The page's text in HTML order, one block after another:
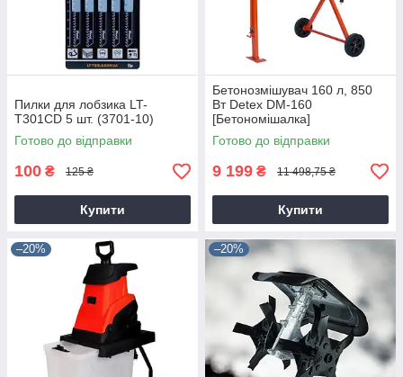
Пилки для лобзика LT-
T301CD 5 шт. (3701-10)
Готово до відправки
100 ₴ 125 ₴
Купити
Бетонозмішувач 160 л, 850
Вт Detex DM-160
[Бетономішалка]
Готово до відправки
9 199 ₴ 11 498,75 ₴
Купити
–20% –20%